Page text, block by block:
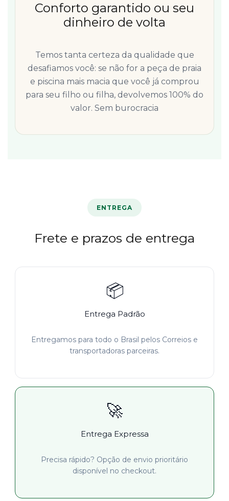
Conforto garantido ou seu
dinheiro de volta
Temos tanta certeza da qualidade que
desafiamos você: se não for a peça de praia
e piscina mais macia que você já comprou
para seu filho ou filha, devolvemos 100% do
valor. Sem burocracia
ENTREGA
Frete e prazos de entrega
📦
Entrega Padrão
Entregamos para todo o Brasil pelos Correios e
transportadoras parceiras.
🚀
Entrega Expressa
Precisa rápido? Opção de envio prioritário
disponível no checkout.